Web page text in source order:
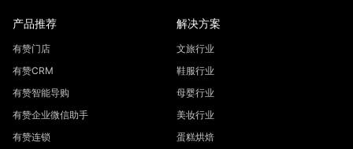
产品推荐
有赞门店
有赞CRM
有赞智能导购
有赞企业微信助手
有赞连锁
解决方案
文旅行业
鞋服行业
母婴行业
美妆行业
蛋糕烘焙